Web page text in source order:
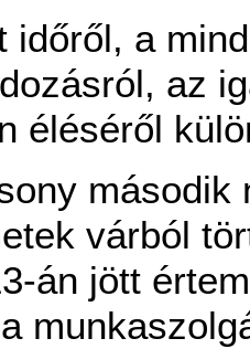
időről, a
az
éléséről
második
várból
án jött